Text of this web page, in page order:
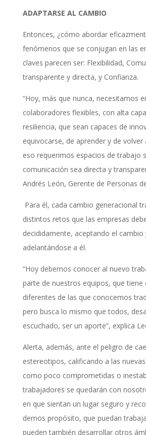
ADAPTARSE AL CAMBIO
Entonces, ¿cómo abordar
fenómenos que se conjugan en las
claves parecen ser: Flexibilidad,
transparente y directa, y Confianza.
“Hoy, más que nunca, necesitamos
colaboradores flexibles, con alta
resiliencia, que sean capaces de
equivocarse, de aprender y de
eso requerimos espacios de trabajo
comunicación sea directa y
Andrés León, Gerente de Personas
Para él, cada cambio generacional
distintos retos que las empresas
decididamente, aceptando el cambio
adelantándose a él.
“Hoy debemos conocer al nuevo
parte de nuestros equipos, que tiene
diferentes de las que conocemos
pero busca lo mismo que todos,
escuchado, ser un aporte”, explica
Alerta, además, ante el peligro de
estereotipos, calificando a las
como poco comprometidas o
trabajadores se quedarán con
en que sientan un lugar seguro y
demos propósito, que puedan
pueden también desarrollar otros